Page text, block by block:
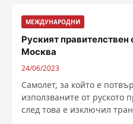
МЕЖДУНАРОДНИ
Руският правителствен
Москва
24/06/2023
Самолет, за който е
използваните от руското
след това е изключил